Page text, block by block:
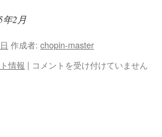
年2月
作成者: chopin-master
情報 | は
コメントを受け付けていません